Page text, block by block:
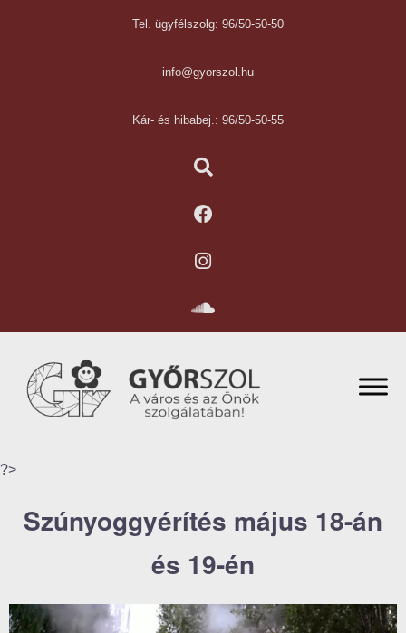
Tel. ügyfélszolg: 96/50-50-50
info@gyorszol.hu
Kár- és hibabej.: 96/50-50-55
?>
Szúnyoggyérítés május 18-án
és 19-én